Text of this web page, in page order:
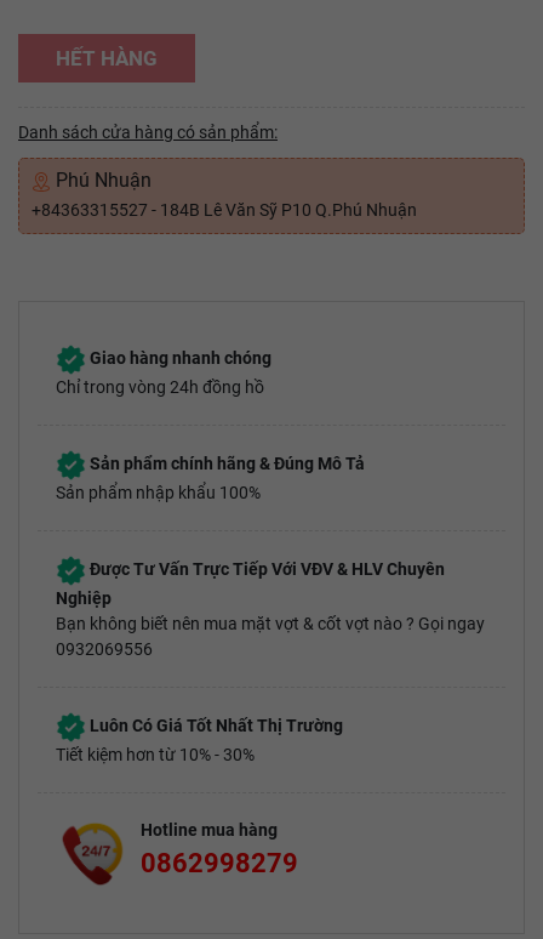
HẾT HÀNG
Danh sách cửa hàng có sản phẩm:
Phú Nhuận
+84363315527 - 184B Lê Văn Sỹ P10 Q.Phú Nhuận
Giao hàng nhanh chóng
Chỉ trong vòng 24h đồng hồ
Sản phẩm chính hãng & Đúng Mô Tả
Sản phẩm nhập khẩu 100%
Được Tư Vấn Trực Tiếp Với VĐV & HLV Chuyên
Nghiệp
Bạn không biết nên mua mặt vợt & cốt vợt nào ? Gọi ngay
0932069556
Luôn Có Giá Tốt Nhất Thị Trường
Tiết kiệm hơn từ 10% - 30%
Hotline mua hàng
0862998279